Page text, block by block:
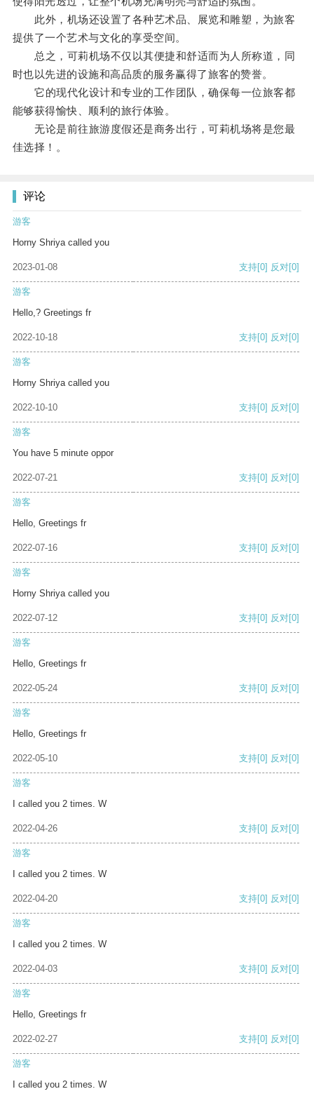
此外，机场还设置了各种艺术品、展览和雕塑，为旅客
提供了一个艺术与文化的享受空间。
总之，可莉机场不仅以其便捷和舒适而为人所称道，同
时也以先进的设施和高品质的服务赢得了旅客的赞誉。
它的现代化设计和专业的工作团队，确保每一位旅客都
能够获得愉快、顺利的旅行体验。
无论是前往旅游度假还是商务出行，可莉机场将是您最
佳选择！。
评论
游客
Horny Shriya called you
2023-01-08 支持[0] 反对[0]
游客
Hello,? Greetings fr
2022-10-18 支持[0] 反对[0]
游客
Horny Shriya called you
2022-10-10 支持[0] 反对[0]
游客
You have 5 minute oppor
2022-07-21 支持[0] 反对[0]
游客
Hello, Greetings fr
2022-07-16 支持[0] 反对[0]
游客
Horny Shriya called you
2022-07-12 支持[0] 反对[0]
游客
Hello, Greetings fr
2022-05-24 支持[0] 反对[0]
游客
Hello, Greetings fr
2022-05-10 支持[0] 反对[0]
游客
I called you 2 times. W
2022-04-26 支持[0] 反对[0]
游客
I called you 2 times. W
2022-04-20 支持[0] 反对[0]
游客
I called you 2 times. W
2022-04-03 支持[0] 反对[0]
游客
Hello, Greetings fr
2022-02-27 支持[0] 反对[0]
游客
I called you 2 times. W